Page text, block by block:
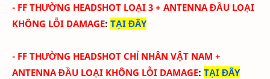
- FF THƯỜNG HEADSHOT LOẠI 3 + ANTENNA ĐẦU LOẠI
KHÔNG LỖI DAMAGE: TẠI ĐÂY
- FF THƯỜNG HEADSHOT CHỈ NHÂN VẬT NAM +
ANTENNA ĐẦU LOẠI KHÔNG LỖI DAMAGE: TẠI ĐÂY